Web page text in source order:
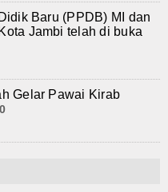
Baru (PPDB) MI dan
Jambi telah di buka
Gelar Pawai Kirab
0